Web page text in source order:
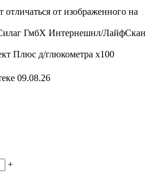
от изображенного на
ГмбХ Интернешнл/ЛайфСкан
Плюс д/глюкометра x100
09.08.26
+